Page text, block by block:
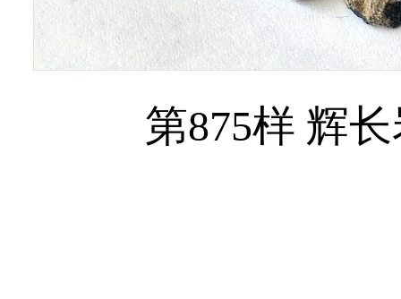
第875样 辉